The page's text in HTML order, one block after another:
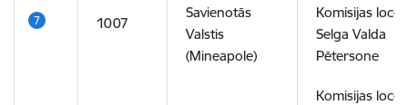
1007
Savienotās
Valstis
(Mineapole)
Komisijas
Selga Valda
Pētersone
Komisijas